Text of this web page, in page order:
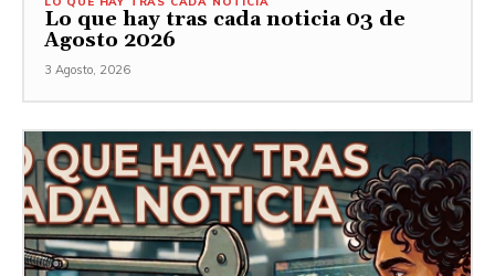
Lo que hay tras cada noticia 03 de
Agosto 2026
3 Agosto, 2026